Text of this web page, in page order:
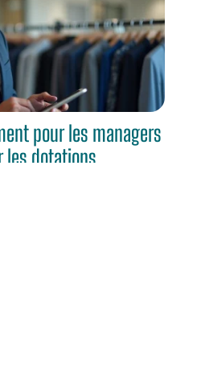
pour les managers
les dotations